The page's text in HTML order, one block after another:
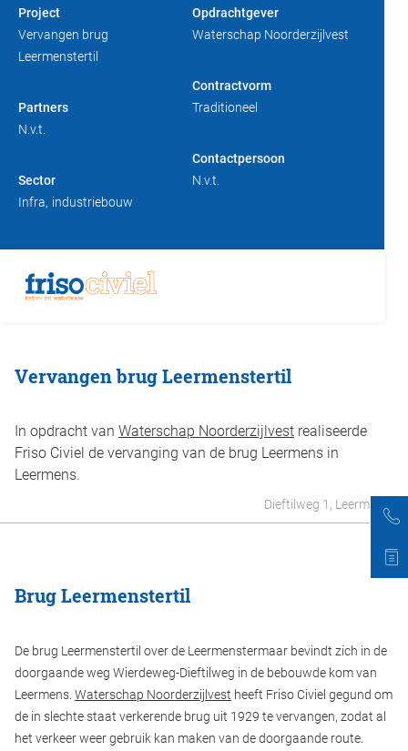
Duurzaam bouwen
Friso magazine
Project
Vervangen brug
Leermenstertil
Partners
N.v.t.
Sector
Infra industriebouw
Opdrachtgever
Waterschap Noorderzijlvest
Contractvorm
Traditioneel
Contactpersoon
N.v.t.
Vervangen brug Leermenstertil
In opdracht van Waterschap Noorderzijlvest realiseerde
Friso Civiel de vervanging van de brug Leermens in
Leermens.
Dieftilweg 1, Leermens
Brug Leermenstertil
De brug Leermenstertil over de Leermenstermaar bevindt zich in de
doorgaande weg Wierdeweg-Dieftilweg in de bebouwde kom van
Leermens. Waterschap Noorderzijlvest heeft Friso Civiel gegund om
de in slechte staat verkerende brug uit 1929 te vervangen, zodat al
het verkeer weer gebruik kan maken van de doorgaande route.